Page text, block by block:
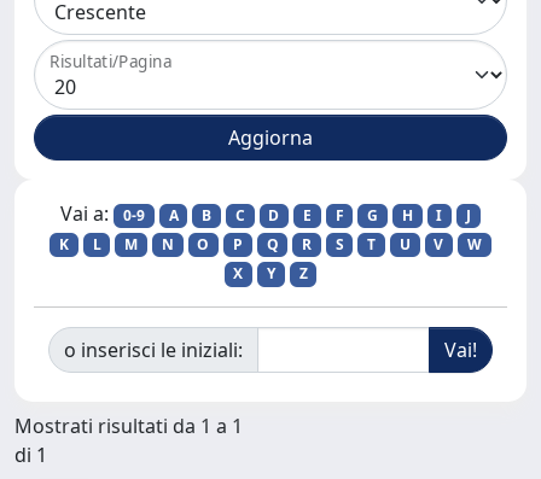
Risultati/Pagina
Vai a: 0-9 A B C D E F G H I
J
K
L M N O P Q R S T U V
W
X
Y Z
o inserisci le iniziali:
Mostrati risultati da 1 a 1
di 1